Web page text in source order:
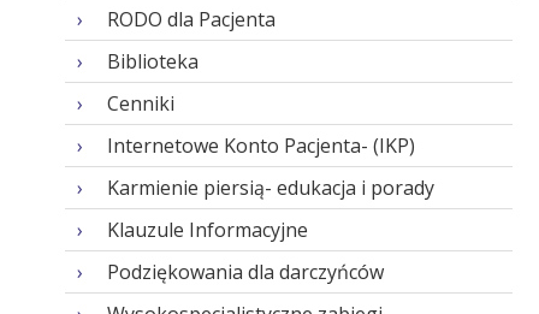
RODO dla Pacjenta
Biblioteka
Cenniki
Internetowe Konto Pacjenta- (IKP)
Karmienie piersią- edukacja i porady
Klauzule Informacyjne
Podziękowania dla darczyńców